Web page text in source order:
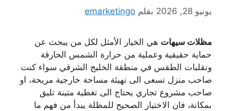
يونيو 28, 2026 بقلم emarketingo
مظلات سيهات هي الخيار الأمثل لكل من يبحث عن
حماية حقيقية وعملية من حرارة الشمس الحارقة
وتقلبات الطقس في منطقة الخليج الشرقي سواء كنت
صاحب منزل تسعى الى تهيئة مساحة خارجية مريحة، او
صاحب مشروع تجاري يحتاج الى تغطية متينة تليق
بمكانة، فان الاختيار الصحيح للمظلة يبدأ من فهم ما